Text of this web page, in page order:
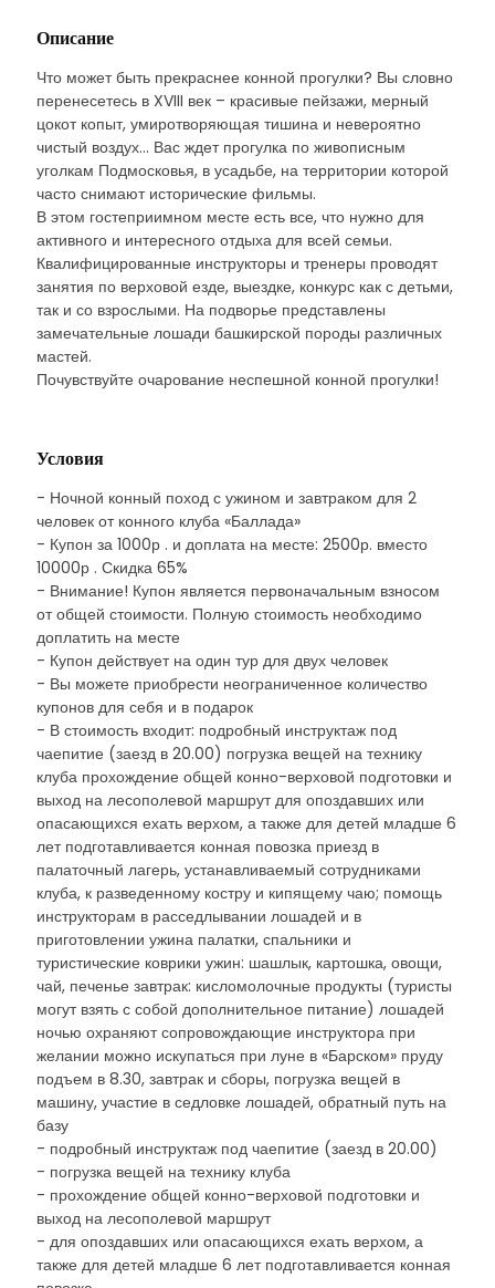
Описание
Что может быть прекраснее конной прогулки? Вы словно
перенесетесь в XVIII век – красивые пейзажи, мерный
цокот копыт, умиротворяющая тишина и невероятно
чистый воздух... Вас ждет прогулка по живописным
уголкам Подмосковья, в усадьбе, на территории которой
часто снимают исторические фильмы.
В этом гостеприимном месте есть все, что нужно для
активного и интересного отдыха для всей семьи.
Квалифицированные инструкторы и тренеры проводят
занятия по верховой езде, выездке, конкурс как с детьми,
так и со взрослыми. На подворье представлены
замечательные лошади башкирской породы различных
мастей.
Почувствуйте очарование неспешной конной прогулки!
Условия
- Ночной конный поход с ужином и завтраком для 2
человек от конного клуба «Баллада»
- Купон за 1000р . и доплата на месте: 2500р. вместо
10000р . Скидка 65%
- Внимание! Купон является первоначальным взносом
от общей стоимости. Полную стоимость необходимо
доплатить на месте
- Купон действует на один тур для двух человек
- Вы можете приобрести неограниченное количество
купонов для себя и в подарок
- В стоимость входит: подробный инструктаж под
чаепитие (заезд в 20.00) погрузка вещей на технику
клуба прохождение общей конно-верховой подготовки и
выход на лесополевой маршрут для опоздавших или
опасающихся ехать верхом, а также для детей младше 6
лет подготавливается конная повозка приезд в
палаточный лагерь, устанавливаемый сотрудниками
клуба, к разведенному костру и кипящему чаю; помощь
инструкторам в расседлывании лошадей и в
приготовлении ужина палатки, спальники и
туристические коврики ужин: шашлык, картошка, овощи,
чай, печенье завтрак: кисломолочные продукты (туристы
могут взять с собой дополнительное питание) лошадей
ночью охраняют сопровождающие инструктора при
желании можно искупаться при луне в «Барском» пруду
подъем в 8.30, завтрак и сборы, погрузка вещей в
машину, участие в седловке лошадей, обратный путь на
базу
- подробный инструктаж под чаепитие (заезд в 20.00)
- погрузка вещей на технику клуба
- прохождение общей конно-верховой подготовки и
выход на лесополевой маршрут
- для опоздавших или опасающихся ехать верхом, а
также для детей младше 6 лет подготавливается конная